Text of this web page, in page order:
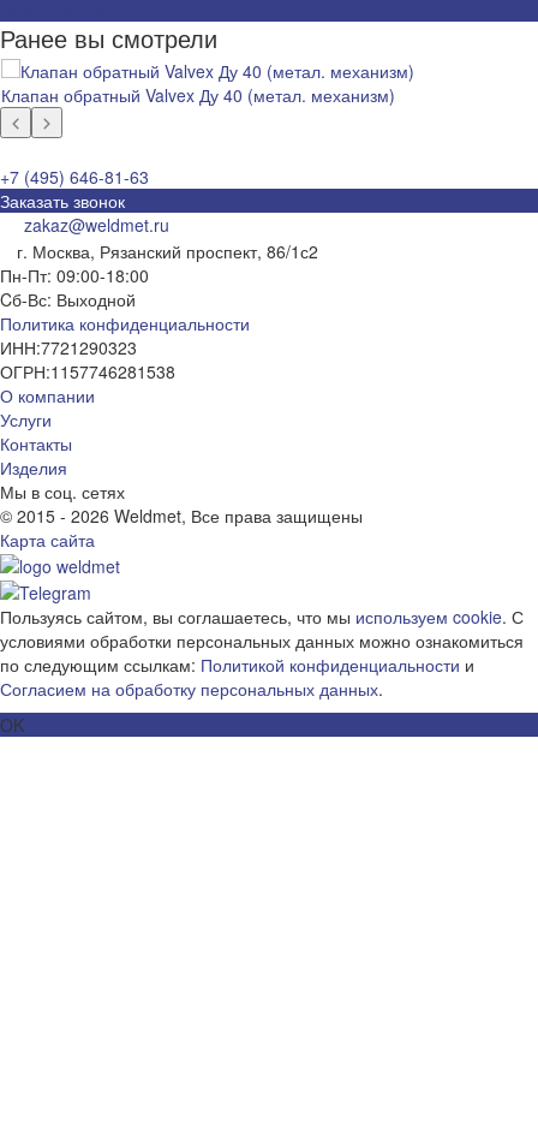
Ранее вы смотрели
Клапан обратный Valvex Ду 40 (метал. механизм)
+7 (495) 646-81-63
Заказать звонок
zakaz@weldmet.ru
г. Москва, Рязанский проспект, 86/1с2
Пн-Пт: 09:00-18:00
Cб-Вс: Выходной
Политика конфиденциальности
ИНН:7721290323
ОГРН:1157746281538
О компании
Услуги
Контакты
Изделия
Мы в соц. сетях
© 2015 - 2026 Weldmet, Все права защищены
Карта сайта
Пользуясь сайтом, вы соглашаетесь, что мы используем cookie. С
условиями обработки персональных данных можно ознакомиться
по следующим ссылкам: Политикой конфиденциальности и
Согласием на обработку персональных данных.
OK